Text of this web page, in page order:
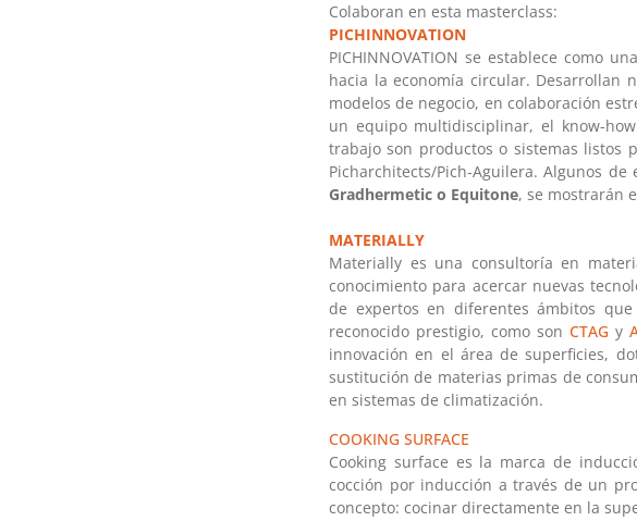
Colaboran en esta masterclass:
PICHINNOVATION
PICHINNOVATION se establece como
hacia la economía circular. Desarrollan
modelos de negocio, en colaboración
un equipo multidisciplinar, el know-
trabajo son productos o sistemas listos
Picharchitects/Pich-Aguilera. Algunos
Gradhermetic o Equitone, se mostrarán
MATERIALLY
Materially es una consultoría en
conocimiento para acercar nuevas
de expertos en diferentes ámbitos
reconocido prestigio, como son CTAG y
innovación en el área de superficies,
sustitución de materias primas de
en sistemas de climatización.
COOKING SURFACE
Cooking surface es la marca de
cocción por inducción a través de un
concepto: cocinar directamente en la